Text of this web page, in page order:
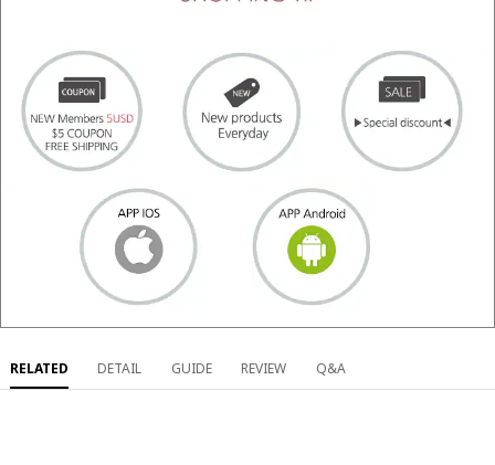
RELATED DETAIL GUIDE REVIEW Q&A